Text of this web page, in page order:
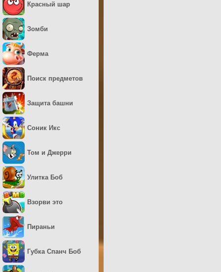
Красный шар
Зомби
Ферма
Поиск предметов
Защита башни
Соник Икс
Том и Джерри
Улитка Боб
Взорви это
Пираньи
Губка Спанч Боб